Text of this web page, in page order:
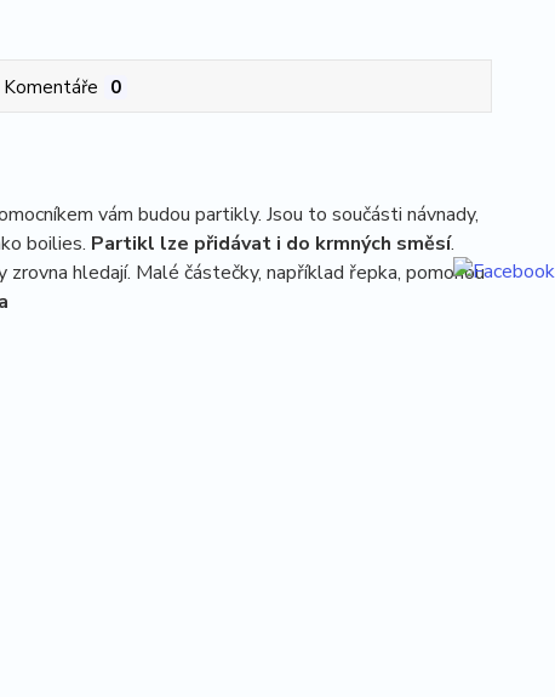
Komentáře 0
vám budou partikly. Jsou to součásti návnady,
boilies. Partikl lze přidávat i do krmných směsí.
hledají. Malé částečky, například řepka, pomohou